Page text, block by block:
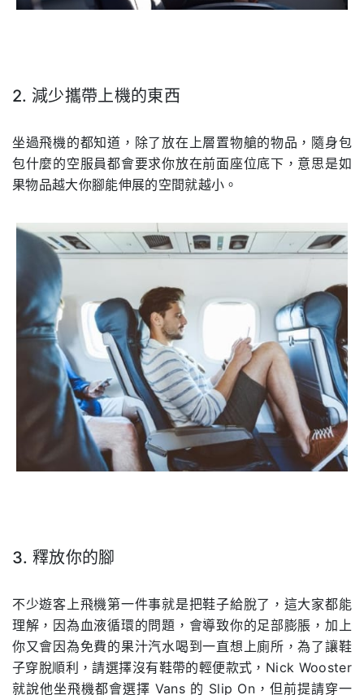
2. 減少攜帶上機的東西
坐過飛機的都知道，除了放在上層置物艙的物品，隨身包
包什麼的空服員都會要求你放在前面座位底下，意思是如
果物品越大你腳能伸展的空間就越小。
3. 釋放你的腳
不少遊客上飛機第一件事就是把鞋子給脫了，這大家都能
理解，因為血液循環的問題，會導致你的足部膨脹，加上
你又會因為免費的果汁汽水喝到一直想上廁所，為了讓鞋
子穿脫順利，請選擇沒有鞋帶的輕便款式，Nick Wooster
就說他坐飛機都會選擇 Vans 的 Slip On，但前提請穿一